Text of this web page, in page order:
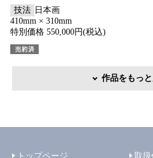
技法 日本画
410mm × 310mm
特別価格 550,000円(税込)
作品をもっ
トップページ 取扱